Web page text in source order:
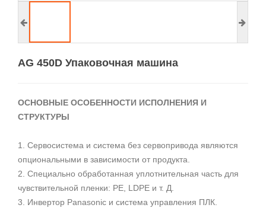
AG 450D Упаковочная машина
ОСНОВНЫЕ ОСОБЕННОСТИ ИСПОЛНЕНИЯ И
СТРУКТУРЫ
1. Сервосистема и система без сервопривода являются
опциональными в зависимости от продукта.
2. Специально обработанная уплотнительная часть для
чувствительной пленки: PE, LDPE и т. Д.
3. Инвертор Panasonic и система управления ПЛК.